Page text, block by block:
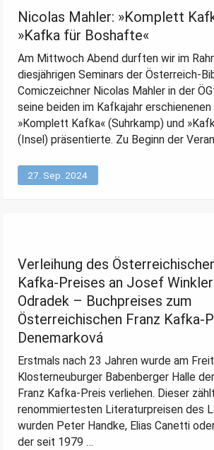
Nicolas Mahler: »Komplett
»Kafka für Boshafte«
Am Mittwoch Abend durften wir im
diesjährigen Seminars der Österreich-
Comiczeichner Nicolas Mahler in der
seine beiden im Kafkajahr
»Komplett Kafka« (Suhrkamp) und
(Insel) präsentierte. Zu Beginn der
27. Sep. 2024
Verleihung des
Kafka-Preises an Josef
Odradek – Buchpreises zum
Österreichischen Franz Kafka-
Denemarková
Erstmals nach 23 Jahren wurde am
Klosterneuburger Babenberger Halle
Franz Kafka-Preis verliehen. Dieser
renommiertesten Literaturpreisen des
wurden Peter Handke, Elias Canetti
der seit 1979 …